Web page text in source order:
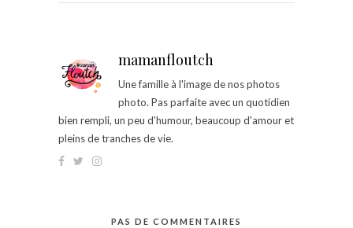
mamanfloutch
Une famille à l'image de nos photos
photo. Pas parfaite avec un quotidien
bien rempli, un peu d'humour, beaucoup d'amour et
pleins de tranches de vie.
PAS DE COMMENTAIRES